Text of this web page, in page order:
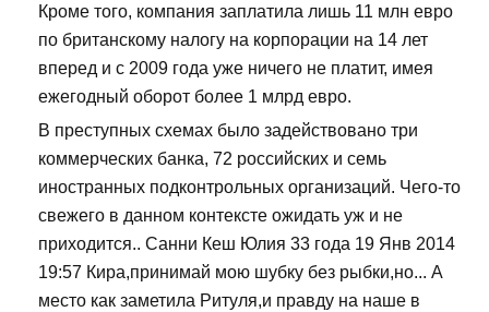
Кроме того, компания заплатила лишь 11 млн евро
по британскому налогу на корпорации на 14 лет
вперед и с 2009 года уже ничего не платит, имея
ежегодный оборот более 1 млрд евро.
В преступных схемах было задействовано три
коммерческих банка, 72 российских и семь
иностранных подконтрольных организаций. Чего-то
свежего в данном контексте ожидать уж и не
приходится.. Санни Кеш Юлия 33 года 19 Янв 2014
19:57 Кира,принимай мою шубку без рыбки,но... А
место как заметила Ритуля,и правду на наше в